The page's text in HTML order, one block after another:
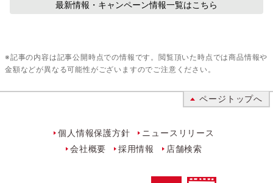
最新情報・キャンペーン情報一覧はこちら
※記事の内容は記事公開時点での情報です。閲覧頂いた時点では商品情報や
金額などが異なる可能性がございますのでご注意ください。
ページトップへ
個人情報保護方針
ニュースリリース
会社概要
採用情報 店舗検索